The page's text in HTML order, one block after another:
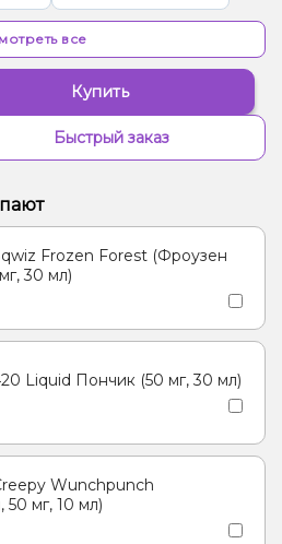
все
Купить
Быстрый заказ
Frozen Forest (Фроузен
30 мл)
Liquid Пончик (50 мг, 30 мл)
Wunchpunch
мг, 10 мл)